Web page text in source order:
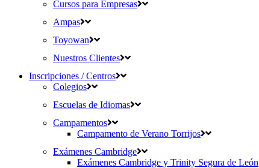
Cursos para Empresas
Ampas
Toyowan
Nuestros Clientes
Inscripciones / Centros
Colegios
Escuelas de Idiomas
Campamentos
Campamento de Verano Torrijos
Exámenes Cambridge
Exámenes Cambridge y Trinity Segura de León